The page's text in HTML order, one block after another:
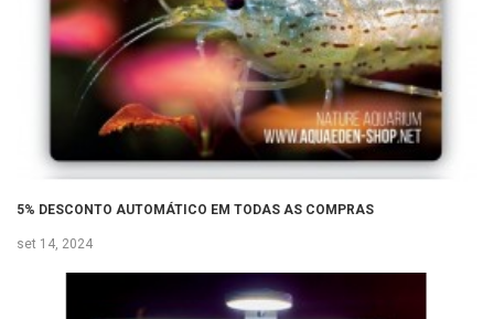
5% DESCONTO AUTOMÁTICO EM TODAS AS COMPRAS
set 14, 2024